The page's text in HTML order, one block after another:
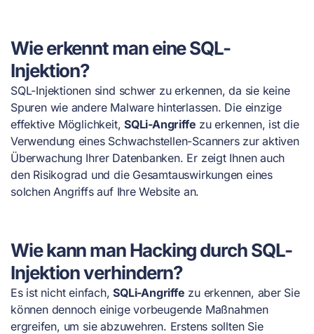
Wie erkennt man eine SQL-
Injektion?
SQL-Injektionen sind schwer zu erkennen, da sie keine
Spuren wie andere Malware hinterlassen. Die einzige
effektive Möglichkeit,SQLi-Angriffe zu erkennen, ist die
Verwendung eines Schwachstellen-Scanners zur aktiven
Überwachung Ihrer Datenbanken. Er zeigt Ihnen auch
den Risikograd und die Gesamtauswirkungen eines
solchen Angriffs auf Ihre Website an.
Wie kann man Hacking durch SQL-
Injektion verhindern?
Es ist nicht einfach,SQLi-Angriffe zu erkennen, aber Sie
können dennoch einige vorbeugende Maßnahmen
ergreifen, um sie abzuwehren. Erstens sollten Sie